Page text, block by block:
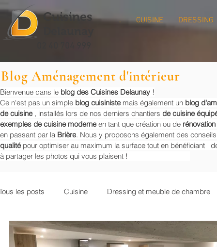
. CUISINE DRESSING
Cuisines
Blog Aménagement d'intérieur
Bienvenue dans le blog des Cuisines Delaunay !
Ce n'est pas un simple blog cuisiniste mais également un blog
de cuisine , installés lors de nos derniers chantiers de cuisine
exemples de cuisine moderne en tant que création ou de
en passant par la Brière. Nous y proposons également des
qualité pour optimiser au maximum la surface tout en bénéficiant
à partager les photos qui vous plaisent !
les posts Cuisine Dressing et meuble de chambre
Meuble bibliothèque Buanderie Crédence de